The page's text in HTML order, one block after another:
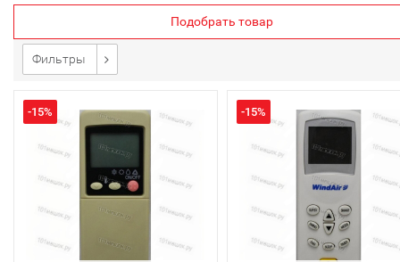
Подобрать товар
Фильтры
-15% -15%